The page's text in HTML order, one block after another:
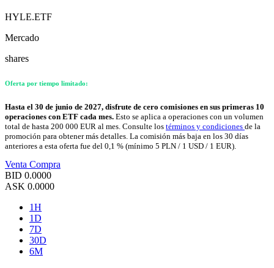
HYLE.ETF
Mercado
shares
Oferta por tiempo limitado:
Hasta el 30 de junio de 2027, disfrute de cero comisiones en sus primeras 10
operaciones con ETF cada mes. Esto se aplica a operaciones con un volumen
total de hasta 200 000 EUR al mes. Consulte los términos y condiciones de la
promoción para obtener más detalles. La comisión más baja en los 30 días
anteriores a esta oferta fue del 0,1 % (mínimo 5 PLN / 1 USD / 1 EUR).
Venta Compra
BID 0.0000
ASK 0.0000
1H
1D
7D
30D
6M